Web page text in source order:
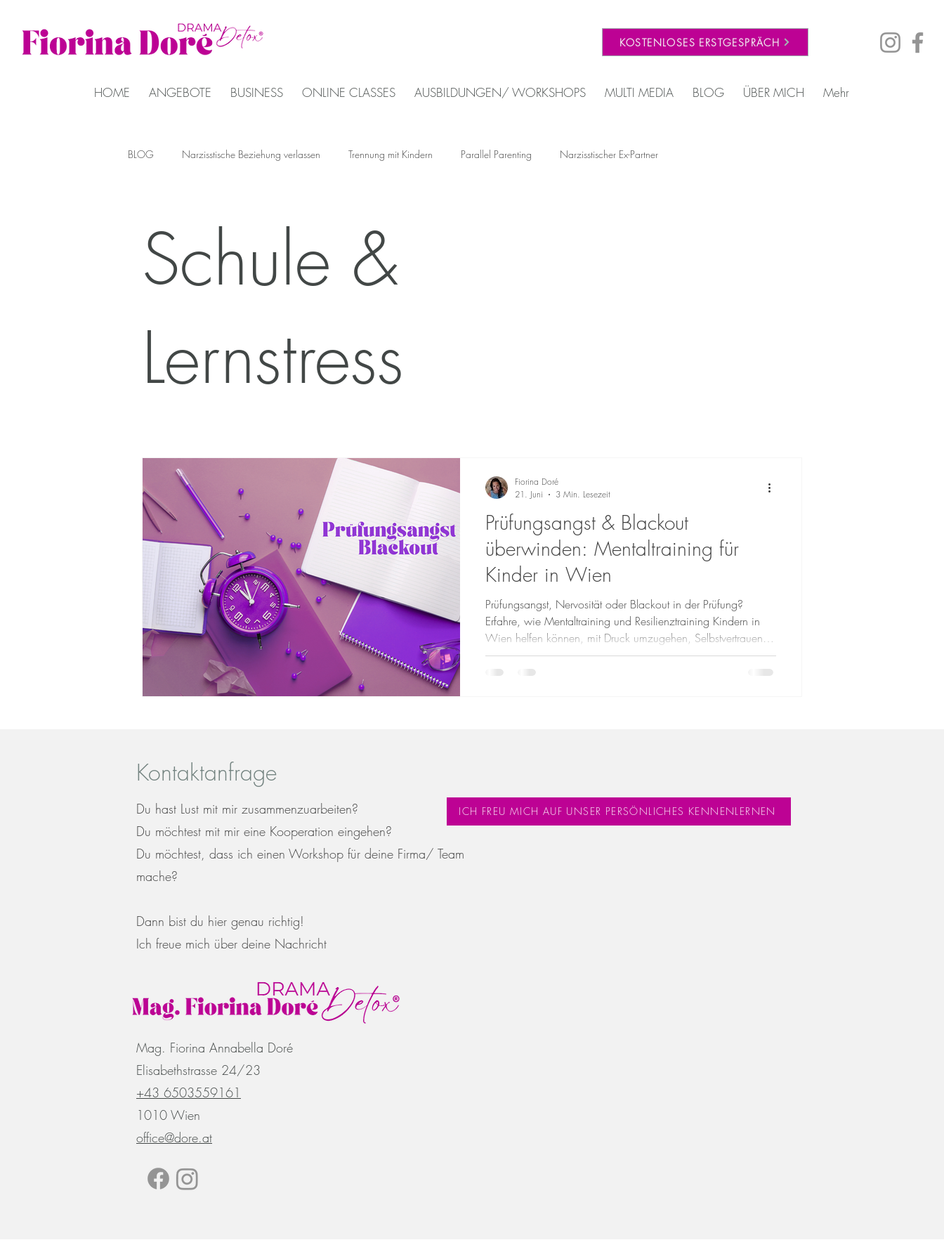
HOME ANGEBOTE BUSINESS ONLINE CLASSES AUSBILDUNGEN/ WORKSHOPS MULTI MEDIA BLOG ÜBER MICH Mehr
KOSTENLOSES ERSTGESPRÄCH
BLOG Narzisstische Beziehung verlassen Trennung mit Kindern Parallel Parenting Narzisstischer Ex-Partner
Grenzen setzen Ex-Partner Resilienz & Mentale Gesundheit
Persönlichkeitsentwicklung Prüfungsangst & Schule
Schule &
Lernstress
Prüfungsangst & Blackout
überwinden: Mentaltraining für
Kinder in Wien
Prüfungsangst, Nervosität oder Blackout in der Prüfung?
Erfahre, wie Mentaltraining und Resilienztraining Kindern in
Wien helfen können, mit Druck umzugehen, Selbstvertrauen
aufzubauen und Prüfungen gelassener zu meistern.
Fiorina Doré
21. Juni
3 Min. Lesezeit
Kontaktanfrage
Du hast Lust mit mir zusammenzuarbeiten?
Du möchtest mit mir eine Kooperation eingehen?
Du möchtest, dass ich einen Workshop für deine Firma/ Team
mache?
Dann bist du hier genau richtig!
Ich freue mich über deine Nachricht
ICH FREU MICH AUF UNSER PERSÖNLICHES KENNENLERNEN
Mag. Fiorina Annabella Doré
Elisabethstrasse 24/23
+43 6503559161
1010 Wien
office@dore.at